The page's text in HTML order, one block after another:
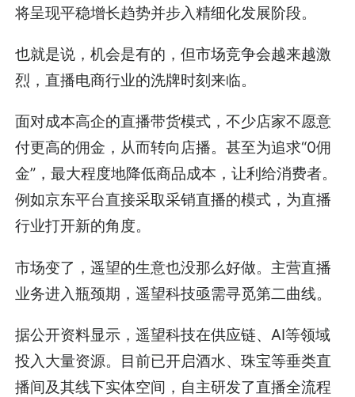
将呈现平稳增长趋势并步入精细化发展阶段。
也就是说，机会是有的，但市场竞争会越来越激
烈，直播电商行业的洗牌时刻来临。
面对成本高企的直播带货模式，不少店家不愿意
付更高的佣金，从而转向店播。甚至为追求“0佣
金”，最大程度地降低商品成本，让利给消费者。
例如京东平台直接采取采销直播的模式，为直播
行业打开新的角度。
市场变了，遥望的生意也没那么好做。主营直播
业务进入瓶颈期，遥望科技亟需寻觅第二曲线。
据公开资料显示，遥望科技在供应链、AI等领域
投入大量资源。目前已开启酒水、珠宝等垂类直
播间及其线下实体空间，自主研发了直播全流程